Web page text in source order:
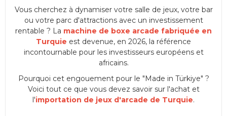
Vous cherchez à dynamiser votre salle de jeux, votre bar
ou votre parc d'attractions avec un investissement
rentable ? La machine de boxe arcade fabriquée en
Turquie est devenue, en 2026, la référence
incontournable pour les investisseurs européens et
africains.
Pourquoi cet engouement pour le "Made in Türkiye" ?
Voici tout ce que vous devez savoir sur l'achat et
l'importation de jeux d'arcade de Turquie.